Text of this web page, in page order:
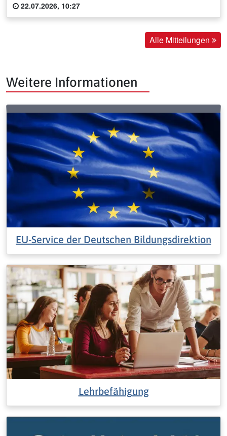
22.07.2026, 10:27
Alle Mitteilungen
Weitere Informationen
EU-Service der Deutschen Bildungsdirektion
Lehrbefähigung